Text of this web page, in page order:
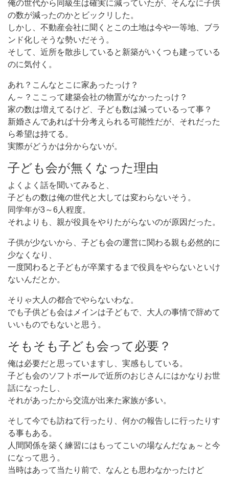
俺の世代から同級生は確実に減っていたが、そんなに子供
の数が減ったのかとビックリした。
しかし、不動産会社に聞くとこの土地は今や一等地、ブラ
ンド化しそうな勢いだそう。
そして、近所を散歩していると新築がいくつも建っている
のに気付く。
あれ？こんなとこに家あったっけ？
ん～？ここって建築会社の物置がなかったっけ？
家の数は増えてるけど、子ども数は減っているって事？
新婚さんであれば十分考えられる可能性だが、それだった
ら希望は持てる。
実際がどうかは分からないが。
子ども会が無くなった理由
よくよく話を聞いてみると、
子どもの数は俺の世代と大しては変わらないそう。
同学年が3～6人程度。
それよりも、親が役員をやりたがらないのが原因だった。
子供が少ないから、子ども会の運営に関わる親も必然的に
少なくなり、
一度関わると子どもが卒業するまで役員をやらないといけ
ないんだとか。
そりゃ大人の都合でやらないわな。
でも子供ども会はメインは子どもで、大人の事情で辞めて
いいものでもないと思う。
そもそも子ども会って必要？
俺は必要だと思っていますし、実感もしている。
子ども会のソフトボールで近所のおじさんにはかなりお世
話になったし、
それがあったから交流が出来た家族が多い。
そして今でも訪ねて行ったり、何かの報告しに行ったりす
る事もある。
人間関係を築く練習にはもってこいの場なんだなぁ～と今
になって思う。
当時はあって当たり前で、なんとも思わなかったけど